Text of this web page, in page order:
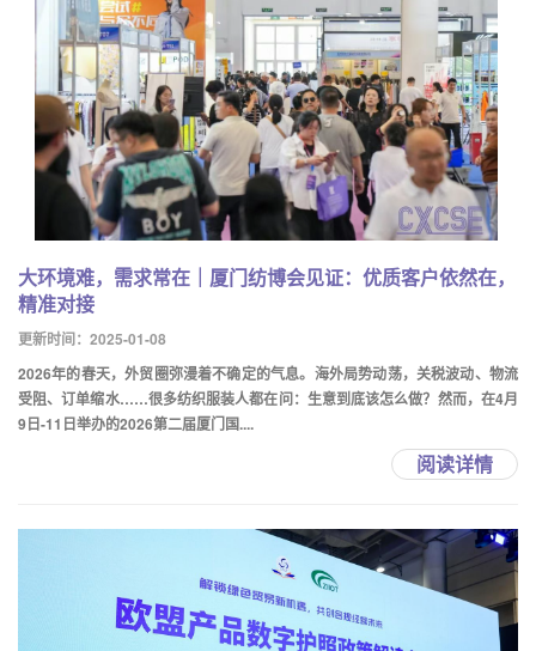
大环境难，需求常在｜厦门纺博会见证：优质客户依然在，
精准对接
更新时间：2025-01-08
2026年的春天，外贸圈弥漫着不确定的气息。海外局势动荡，关税波动、物流
受阻、订单缩水……很多纺织服装人都在问：生意到底该怎么做？然而，在4月
9日-11日举办的2026第二届厦门国....
阅读详情